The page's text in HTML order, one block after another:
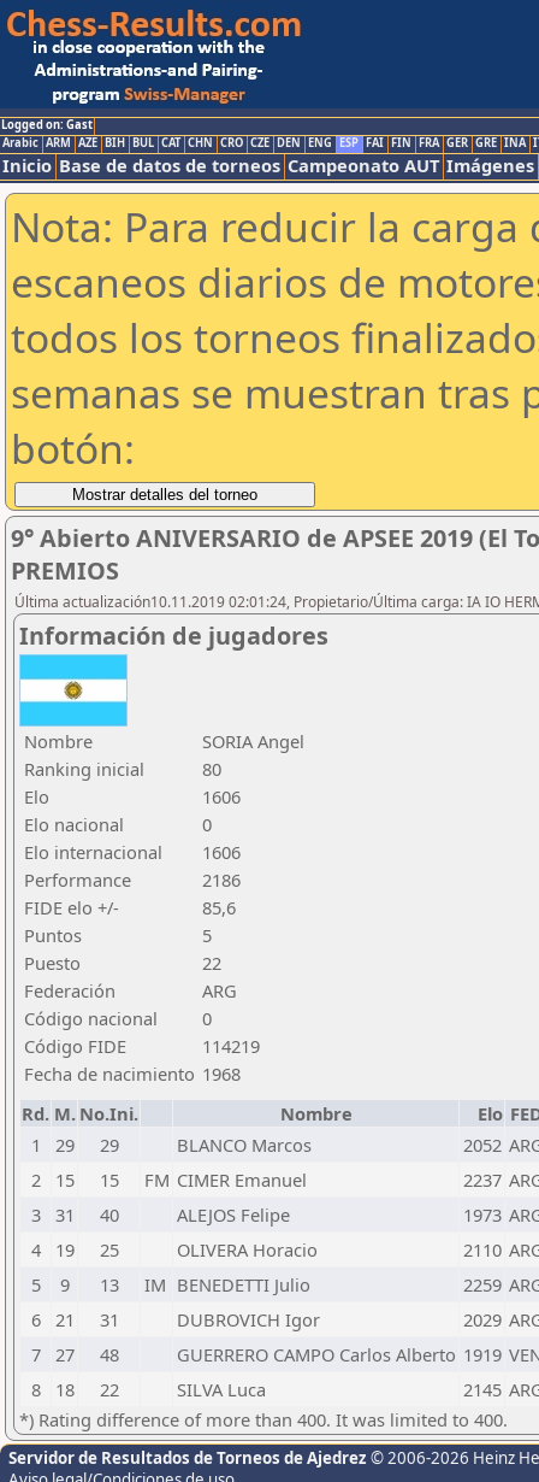
Logged on: Gast
Arabic ARM AZE BIH BUL CAT CHN CRO CZE DEN ENG ESP FAI FIN FRA GER GRE INA
Inicio Base de datos de torneos Campeonato AUT Imágenes
Nota: Para reducir la
escaneos diarios de
todos los torneos
semanas se muestran tras
botón:
9° Abierto ANIVERSARIO de APSEE 2019 (El
PREMIOS
Última actualización10.11.2019 02:01:24, Propietario/Última carga: IA IO
Información de jugadores
Nombre
SORIA Angel
Ranking inicial
80
Elo
1606
Elo nacional
0
Elo internacional
1606
Performance
2186
FIDE elo +/-
85,6
Puntos
5
Puesto
22
Federación
ARG
Código nacional
0
Código FIDE
114219
Fecha de nacimiento 1968
Rd. M. No.Ini. Nombre Elo
1
29 29 BLANCO Marcos 2052
2
15 15 FM CIMER Emanuel 2237
3 31 40 ALEJOS Felipe 1973
4
19 25 OLIVERA Horacio 2110
5
9 13 IM BENEDETTI Julio 2259
6 21 31 DUBROVICH Igor 2029
7 27 48 GUERRERO CAMPO Carlos Alberto 1919
8
18 22 SILVA Luca 2145
*) Rating difference of more than 400. It was limited to 400.
Servidor de Resultados de Torneos de Ajedrez © 2006-2026 Heinz